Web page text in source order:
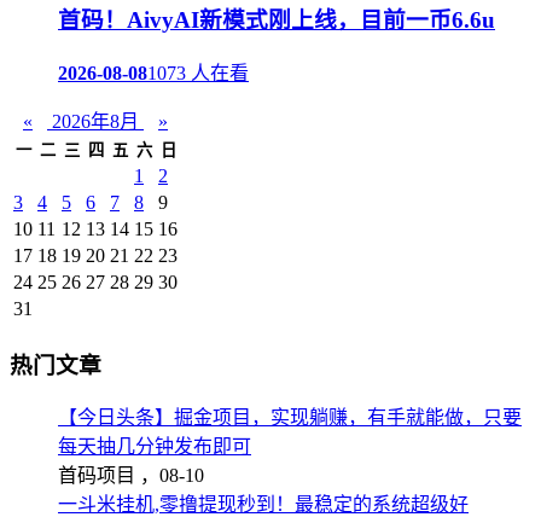
首码！AivyAI新模式刚上线，目前一币6.6u
2026-08-081073 人在看
« 2026年8月 »
一 二 三 四 五 六 日
1
2
3
4 5 6 7 8
9
10 11 12 13 14 15 16
17 18 19 20 21 22 23
24 25 26 27 28 29 30
31
热门文章
【今日头条】掘金项目，实现躺赚，有手就能做，只要
每天抽几分钟发布即可
首码项目 ， 08-10
一斗米挂机,零撸提现秒到！最稳定的系统超级好